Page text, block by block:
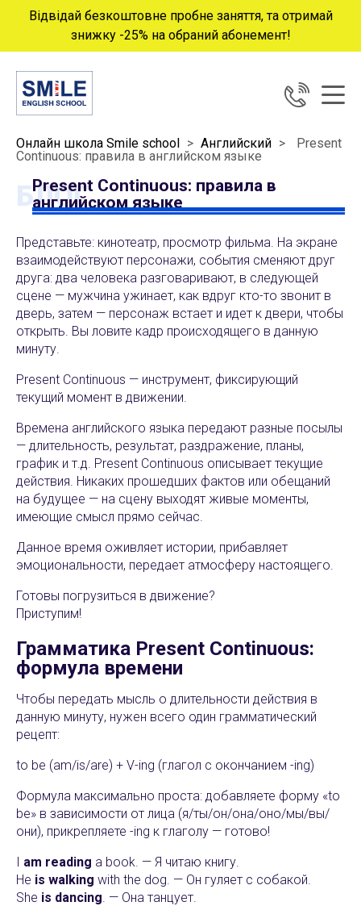
Відвідай безкоштовне пробне заняття, та отримай
знижку -25% на обраний абонемент!
Онлайн школа Smile school > Английский >
Present
Continuous: правила в английском языке
БЛОГ
Present Continuous: правила в
английском языке
Представьте: кинотеатр, просмотр фильма. На экране
взаимодействуют персонажи, события сменяют друг
друга: два человека разговаривают, в следующей
сцене — мужчина ужинает, как вдруг кто-то звонит в
дверь, затем — персонаж встает и идет к двери, чтобы
открыть. Вы ловите кадр происходящего в данную
минуту.
Present Continuous — инструмент, фиксирующий
текущий момент в движении.
Времена английского языка передают разные посылы
— длительность, результат, раздражение, планы,
график и т.д. Present Continuous описывает текущие
действия. Никаких прошедших фактов или обещаний
на будущее — на сцену выходят живые моменты,
имеющие смысл прямо сейчас.
Данное время оживляет истории, прибавляет
эмоциональности, передает атмосферу настоящего.
Готовы погрузиться в движение?
Приступим!
Грамматика Present Continuous:
формула времени
Чтобы передать мысль о длительности действия в
данную минуту, нужен всего один грамматический
рецепт:
to be (am/is/are) + V-ing (глагол с окончанием -ing)
Формула максимально проста: добавляете форму «to
be» в зависимости от лица (я/ты/он/она/оно/мы/вы/
они), прикрепляете -ing к глаголу — готово!
I am reading a book. — Я читаю книгу.
He is walking with the dog. — Он гуляет с собакой.
She is dancing. — Она танцует.